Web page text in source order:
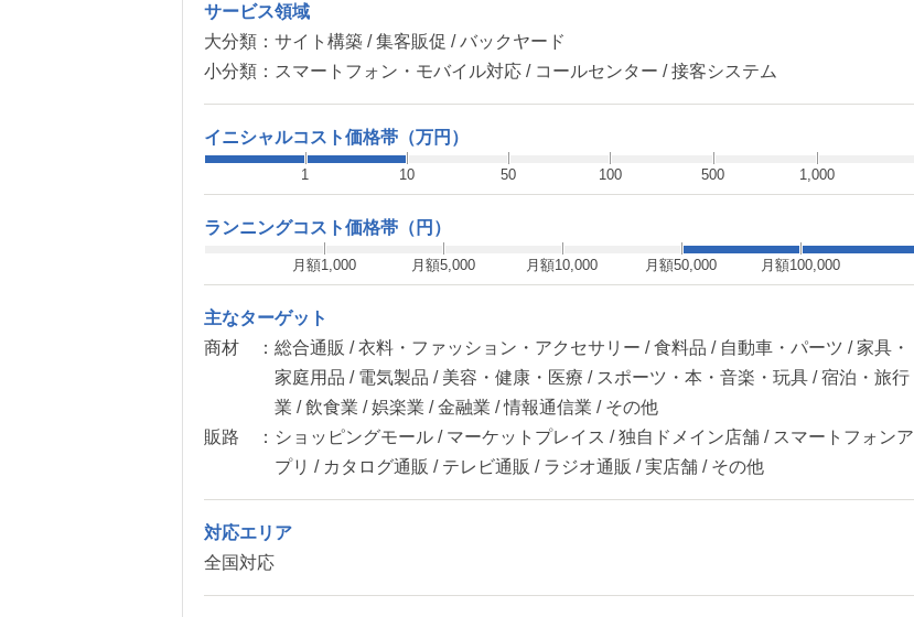
サービス領域
大分類： サイト構築 / 集客販促 / バックヤード
小分類： スマートフォン・モバイル対応 / コールセンター / 接客システム
イニシャルコスト価格帯（万円）
1 10 50 100 500 1,000
ランニングコスト価格帯（円）
月額1,000 月額5,000 月額10,000 月額50,000 月額100,000
主なターゲット
商材 ： 総合通販 / 衣料・ファッション・アクセサリー / 食料品 / 自動車・パーツ / 家具・
家庭用品 / 電気製品 / 美容・健康・医療 / スポーツ・本・音楽・玩具 / 宿泊・旅行
業 / 飲食業 / 娯楽業 / 金融業 / 情報通信業 / その他
販路 ： ショッピングモール / マーケットプレイス / 独自ドメイン店舗 / スマートフォンア
プリ / カタログ通販 / テレビ通販 / ラジオ通販 / 実店舗 / その他
対応エリア
全国対応